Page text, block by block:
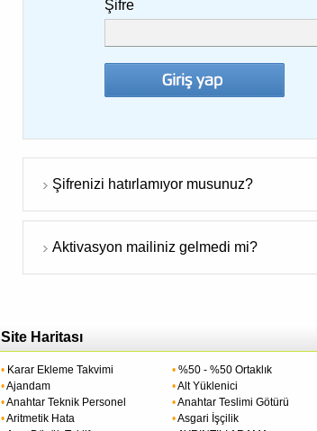
Şifre
Şifrenizi hatırlamıyor musunuz?
Aktivasyon mailiniz gelmedi mi?
Site Haritası
• Karar Ekleme Takvimi • %50 - %50 Ortaklık
•Ajandam •Alt Yüklenici
•Anahtar Teknik Personel •Anahtar Teslimi Götürü
•Aritmetik Hata •Asgari İşçilik